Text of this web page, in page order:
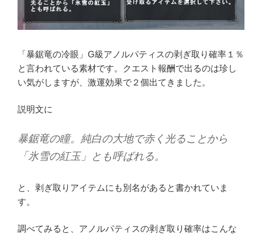
「暴鋸竜の冷眼」G級アノルパティスの剥ぎ取り確率１％
と言われている素材です。クエスト報酬で出るのは珍し
い気がしますが、激運効果で２個出てきました。
説明文に
暴鋸竜の瞳。純白の大地で赤く光ることから
「氷雪の紅玉」とも呼ばれる。
と、剥ぎ取りアイテムにも別名があると書かれていま
す。
調べてみると、アノルパティスの剥ぎ取り確率はこんな